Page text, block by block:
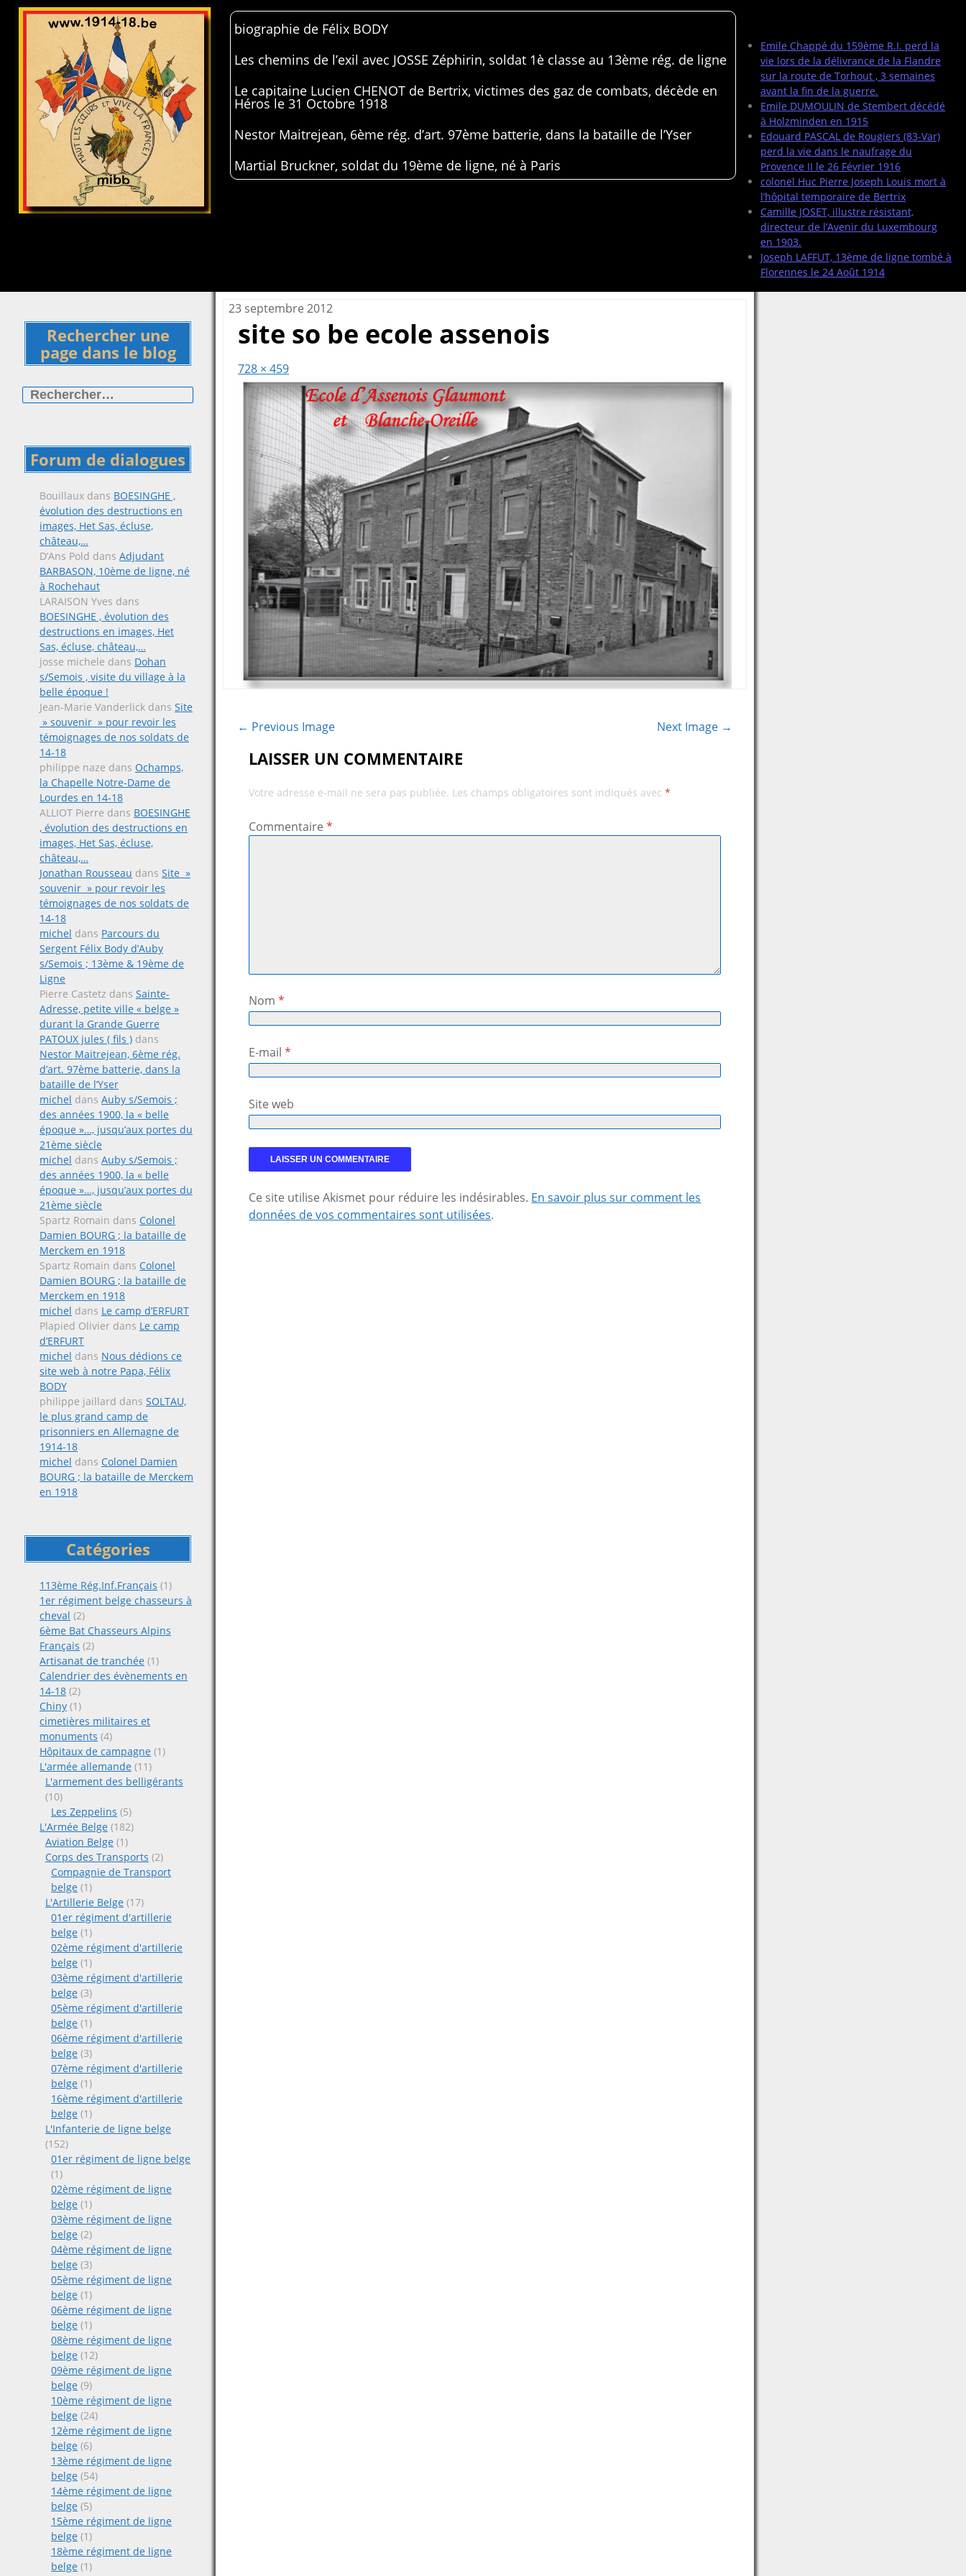
Emile Chappé du 159ème R.I. perd la
vie lors de la délivrance de la Flandre
sur la route de Torhout , 3 semaines
avant la fin de la guerre.
Emile DUMOULIN de Stembert décédé
à Holzminden en 1915
Edouard PASCAL de Rougiers (83-Var)
perd la vie dans le naufrage du
Provence II le 26 Février 1916
colonel Huc Pierre Joseph Louis mort à
l’hôpital temporaire de Bertrix
Camille JOSET, illustre résistant,
directeur de l’Avenir du Luxembourg
en 1903.
Joseph LAFFUT, 13ème de ligne tombé à
Florennes le 24 Août 1914
biographie de Félix BODY
Les chemins de l’exil avec JOSSE Zéphirin, soldat 1è classe au 13ème rég. de ligne
Le capitaine Lucien CHENOT de Bertrix, victimes des gaz de combats, décède en
Héros le 31 Octobre 1918
Nestor Maitrejean, 6ème rég. d’art. 97ème batterie, dans la bataille de l’Yser
Martial Bruckner, soldat du 19ème de ligne, né à Paris
Rechercher une
page dans le blog
Forum de dialogues
Bouillaux dans BOESINGHE ,
évolution des destructions en
images, Het Sas, écluse,
château,…
D’Ans Pold dans Adjudant
BARBASON, 10ème de ligne, né
à Rochehaut
LARAISON Yves dans
BOESINGHE , évolution des
destructions en images, Het
Sas, écluse, château,…
josse michele dans Dohan
s/Semois , visite du village à la
belle époque !
Jean-Marie Vanderlick dans Site
» souvenir » pour revoir les
témoignages de nos soldats de
14-18
philippe naze dans Ochamps,
la Chapelle Notre-Dame de
Lourdes en 14-18
ALLIOT Pierre dans BOESINGHE
, évolution des destructions en
images, Het Sas, écluse,
château,…
Jonathan Rousseau dans Site »
souvenir » pour revoir les
témoignages de nos soldats de
14-18
michel dans Parcours du
Sergent Félix Body d’Auby
s/Semois ; 13ème & 19ème de
Ligne
Pierre Castetz dans Sainte-
Adresse, petite ville « belge »
durant la Grande Guerre
PATOUX jules ( fils ) dans
Nestor Maitrejean, 6ème rég.
d’art. 97ème batterie, dans la
bataille de l’Yser
michel dans Auby s/Semois ;
des années 1900, la « belle
époque »…, jusqu’aux portes du
21ème siècle
michel dans Auby s/Semois ;
des années 1900, la « belle
époque »…, jusqu’aux portes du
21ème siècle
Spartz Romain dans Colonel
Damien BOURG ; la bataille de
Merckem en 1918
Spartz Romain dans Colonel
Damien BOURG ; la bataille de
Merckem en 1918
michel dans Le camp d’ERFURT
Plapied Olivier dans Le camp
d’ERFURT
michel dans Nous dédions ce
site web à notre Papa, Félix
BODY
philippe jaillard dans SOLTAU,
le plus grand camp de
prisonniers en Allemagne de
1914-18
michel dans Colonel Damien
BOURG ; la bataille de Merckem
en 1918
Catégories
113ème Rég.Inf.Français (1)
1er régiment belge chasseurs à
cheval (2)
6ème Bat Chasseurs Alpins
Français (2)
Artisanat de tranchée (1)
Calendrier des évènements en
14-18 (2)
Chiny (1)
cimetières militaires et
monuments (4)
Hôpitaux de campagne (1)
L'armée allemande (11)
L'armement des belligérants
(10)
Les Zeppelins (5)
L'Armée Belge (182)
Aviation Belge (1)
Corps des Transports (2)
Compagnie de Transport
belge (1)
L'Artillerie Belge (17)
01er régiment d'artillerie
belge (1)
02ème régiment d'artillerie
belge (1)
03ème régiment d'artillerie
belge (3)
05ème régiment d'artillerie
belge (1)
06ème régiment d'artillerie
belge (3)
07ème régiment d'artillerie
belge (1)
16ème régiment d'artillerie
belge (1)
L'Infanterie de ligne belge
(152)
01er régiment de ligne belge
(1)
02ème régiment de ligne
belge (1)
03ème régiment de ligne
belge (2)
04ème régiment de ligne
belge (3)
05ème régiment de ligne
belge (1)
06ème régiment de ligne
belge (1)
08ème régiment de ligne
belge (12)
09ème régiment de ligne
belge (9)
10ème régiment de ligne
belge (24)
12ème régiment de ligne
belge (6)
13ème régiment de ligne
belge (54)
14ème régiment de ligne
belge (5)
15ème régiment de ligne
belge (1)
18ème régiment de ligne
belge (1)
23 septembre 2012
site so be ecole assenois
728 × 459
← Previous Image Next Image →
LAISSER UN COMMENTAIRE
Votre adresse e-mail ne sera pas publiée. Les champs obligatoires sont indiqués avec*
Commentaire*
Nom*
E-mail*
Site web
Ce site utilise Akismet pour réduire les indésirables. En savoir plus sur comment les
données de vos commentaires sont utilisées.